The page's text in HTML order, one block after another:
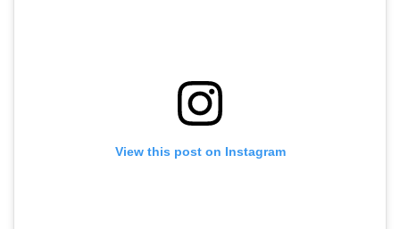
View this post on Instagram